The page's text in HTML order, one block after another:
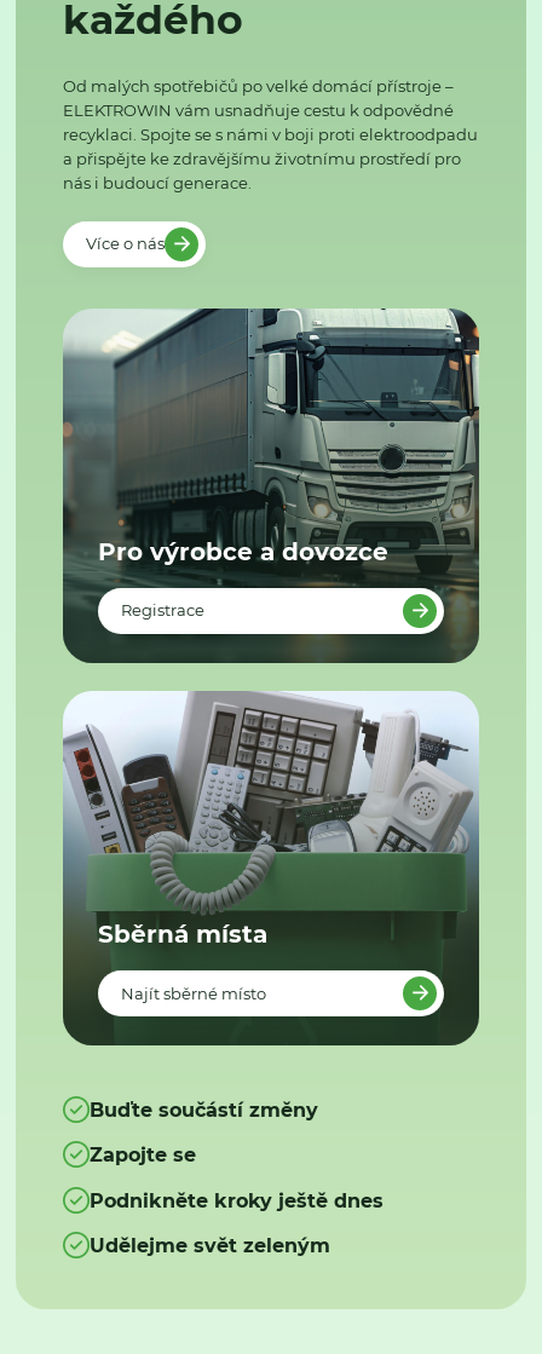
každého
Od malých spotřebičů po velké domácí přístroje –
ELEKTROWIN vám usnadňuje cestu k odpovědné
recyklaci. Spojte se s námi v boji proti elektroodpadu
a přispějte ke zdravějšímu životnímu prostředí pro
nás i budoucí generace.
Více o nás
Pro výrobce a dovozce
Registrace
Sběrná místa
Najít sběrné místo
Buďte součástí změny
Zapojte se
Podnikněte kroky ještě dnes
Udělejme svět zeleným